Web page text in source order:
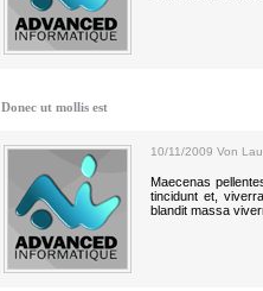
Donec ut mollis est
10/11/2009 Von
Maecenas
tincidunt et,
blandit massa